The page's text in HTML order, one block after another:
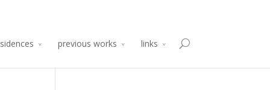
previous works links